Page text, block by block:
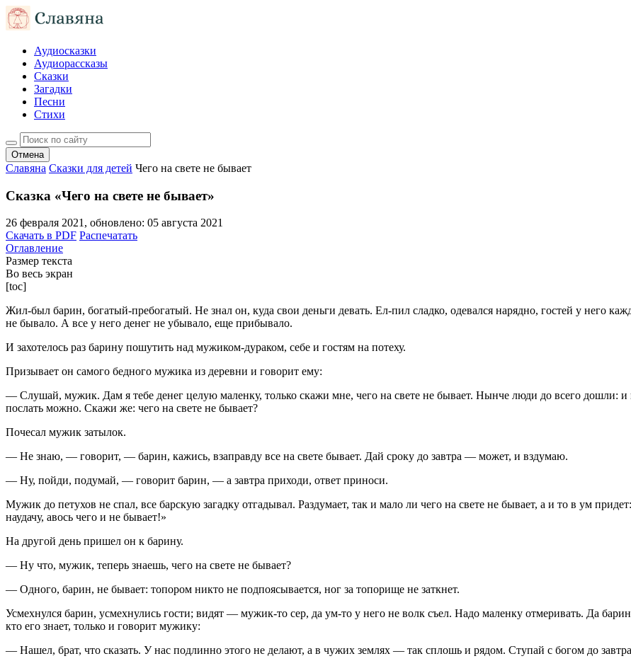
Аудиосказки
Аудиорассказы
Сказки
Загадки
Песни
Стихи
Отмена
Славяна Сказки для детей Чего на свете не бывает
Сказка «Чего на свете не бывает»
26 февраля 2021, обновлено: 05 августа 2021
Скачать в PDF Распечатать
Оглавление
Размер текста
Во весь экран
[toc]
Жил-был барин, богатый-пребогатый. Не знал он, куда свои деньги девать. Ел-пил сладко, одевался нарядно, гостей у него
не бывало. А все у него денег не убывало, еще прибывало.
И захотелось раз барину пошутить над мужиком-дураком, себе и гостям на потеху.
Призывает он самого бедного мужика из деревни и говорит ему:
— Слушай, мужик. Дам я тебе денег целую маленку, только скажи мне, чего на свете не бывает. Нынче люди до всего дошли: и
послать можно. Скажи же: чего на свете не бывает?
Почесал мужик затылок.
— Не знаю, — говорит, — барин, кажись, взаправду все на свете бывает. Дай сроку до завтра — может, и вздумаю.
— Ну, пойди, подумай, — говорит барин, — а завтра приходи, ответ приноси.
Мужик до петухов не спал, все барскую загадку отгадывал. Раздумает, так и мало ли чего на свете не бывает, а и то в ум
наудачу, авось чего и не бывает!»
На другой день пришел он к барину.
— Ну что, мужик, теперь знаешь, чего на свете не бывает?
— Одного, барин, не бывает: топором никто не подпоясывается, ног за топорище не заткнет.
Усмехнулся барин, усмехнулись гости; видят — мужик-то сер, да ум-то у него не волк съел. Надо маленку отмеривать. Да
кто его знает, только и говорит мужику:
— Нашел, брат, что сказать. У нас подлинно этого не делают, а в чужих землях — так сплошь и рядом. Ступай с богом до